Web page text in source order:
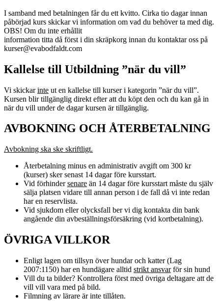
I samband med betalningen får du ett kvitto. Cirka tio dagar innan
påbörjad kurs skickar vi information om vad du behöver ta med dig.
OBS! Om du inte erhållit
information titta då först i din skräpkorg innan du kontaktar oss på
kurser@evabodfaldt.com
Kallelse till Utbildning ”när du vill”
Vi skickarinte ut en kallelse till kurser i kategorin ”när du vill”.
Kursen blir tillgänglig direkt efter att du köpt den och du kan gå in
när du vill under de dagar kursen är tillgänglig.
AVBOKNING OCH ÅTERBETALNING
Avbokning ska ske skriftligt.
Återbetalning minus en administrativ avgift om 300 kr
(kurser) sker senast 14 dagar före kursstart.
Vid förhindersenare än 14 dagar före kursstart måste du själv
sälja platsen vidare till annan person i de fall då vi inte redan
har en reservlista.
Vid sjukdom eller olycksfall ber vi dig kontakta din bank
angående din avbeställningsförsäkring (vid kortbetalning).
ÖVRIGA VILLKOR
Enligt lagen om tillsyn över hundar och katter (Lag
2007:1150) har en hundägare alltid strikt ansvarför sin hund
Vill du ta bilder? Kontrollera först med övriga deltagare att de
vill vill vara med på bild.
Filmning av lärare är inte tillåten.